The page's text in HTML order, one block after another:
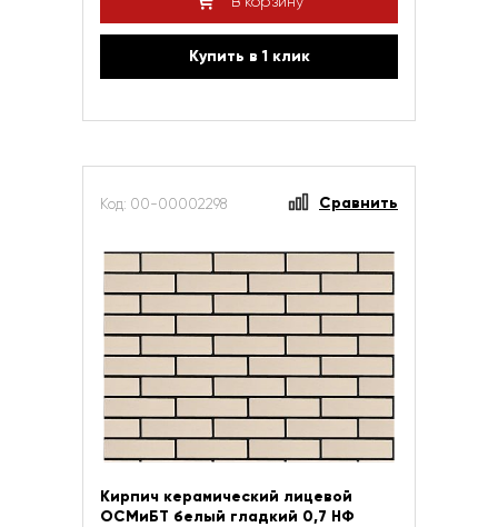
Купить в 1 клик
Код: 00-00002298 Сравнить
Кирпич керамический лицевой
ОСМиБТ белый гладкий 0,7 НФ